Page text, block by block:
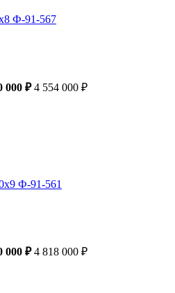
Ф-91-567
000 ₽ 4 554 000 ₽
Ф-91-561
000 ₽ 4 818 000 ₽